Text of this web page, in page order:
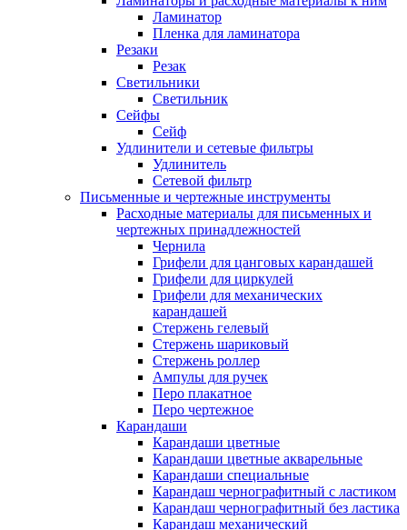
Ламинатор
Пленка для ламинатора
Резаки
Резак
Светильники
Светильник
Сейфы
Сейф
Удлинители и сетевые фильтры
Удлинитель
Сетевой фильтр
Письменные и чертежные инструменты
Расходные материалы для письменных и
чертежных принадлежностей
Чернила
Грифели для цанговых карандашей
Грифели для циркулей
Грифели для механических
карандашей
Стержень гелевый
Стержень шариковый
Стержень роллер
Ампулы для ручек
Перо плакатное
Перо чертежное
Карандаши
Карандаши цветные
Карандаши цветные акварельные
Карандаши специальные
Карандаш чернографитный с ластиком
Карандаш чернографитный без ластика
Карандаш механический